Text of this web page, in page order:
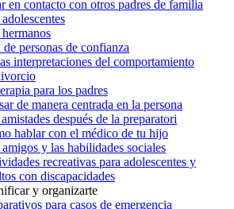
en contacto con otros padres de familia
de personas de confianza
interpretaciones del comportamiento
para los padres
de manera centrada en la persona
después de la preparatori
hablar con el médico de tu hijo
y las habilidades sociales
recreativas para adolescentes y
con discapacidades
y organizarte
para casos de emergencia